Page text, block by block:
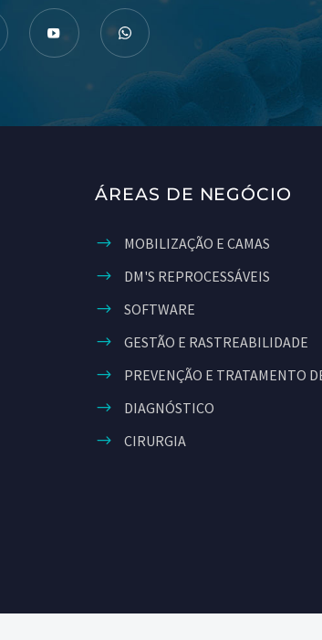
ÁREAS DE NEGÓCIO
MOBILIZAÇÃO E CAMAS
DM'S REPROCESSÁVEIS
SOFTWARE
GESTÃO E RASTREABILIDADE
PREVENÇÃO E TRATAMENTO
DIAGNÓSTICO
CIRURGIA